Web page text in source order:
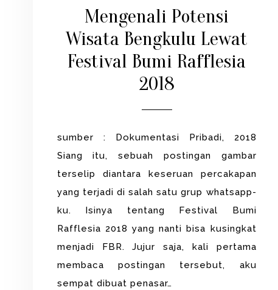
Mengenali Potensi
Wisata Bengkulu Lewat
Festival Bumi Rafflesia
2018
sumber : Dokumentasi Pribadi, 2018
Siang itu, sebuah postingan gambar
terselip diantara keseruan percakapan
yang terjadi di salah satu grup whatsapp-
ku. Isinya tentang Festival Bumi
Rafflesia 2018 yang nanti bisa kusingkat
menjadi FBR. Jujur saja, kali pertama
membaca postingan tersebut, aku
sempat dibuat penasar…